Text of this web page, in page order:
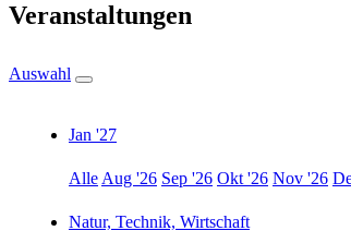
Veranstaltungen
Auswahl
Jan '27
Alle Aug '26 Sep '26 Okt '26 Nov '26
Natur, Technik, Wirtschaft